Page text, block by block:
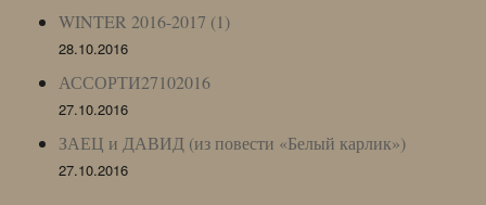
WINTER 2016-2017 (1)
28.10.2016
АССОРТИ27102016
27.10.2016
ЗАЕЦ и ДАВИД (из повести «Белый карлик»)
27.10.2016